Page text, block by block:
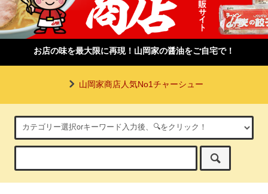
お店の味を最大限に再現！山岡家の醤油をご自宅で！
山岡家商店人気No1チャーシュー